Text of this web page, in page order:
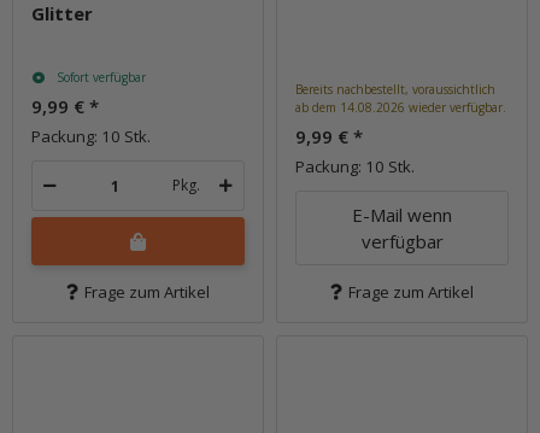
Glitter
Sofort verfügbar
9,99 € *
Packung: 10 Stk.
Pkg.
Frage zum Artikel
Bereits nachbestellt, voraussichtlich
ab dem 14.08.2026 wieder verfügbar.
9,99 € *
Packung: 10 Stk.
E-Mail wenn
verfügbar
Frage zum Artikel